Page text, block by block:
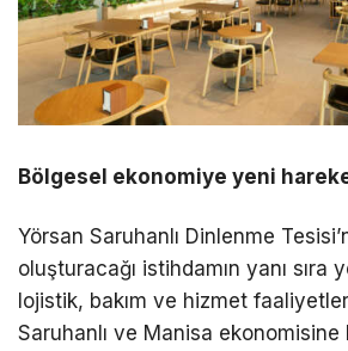
Bölgesel ekonomiye yeni
Yörsan Saruhanlı Dinlenme
oluşturacağı istihdamın yanı sıra
lojistik, bakım ve hizmet
Saruhanlı ve Manisa ekonomisine